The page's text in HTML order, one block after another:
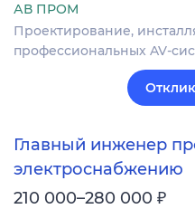
АВ ПРОМ
Проектирование,
профессиональных AV-
Главный инженер
электроснабжению
210 000–280 000 ₽